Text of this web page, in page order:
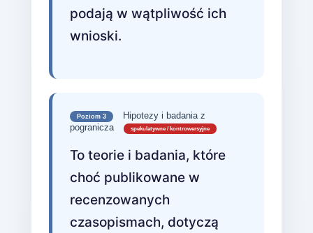
podają w wątpliwość ich
wnioski.
Poziom 3
Hipotezy i badania z
pogranicza
spekulatywne / kontrowersyjne
To teorie i badania, które
choć publikowane w
recenzowanych
czasopismach, dotyczą